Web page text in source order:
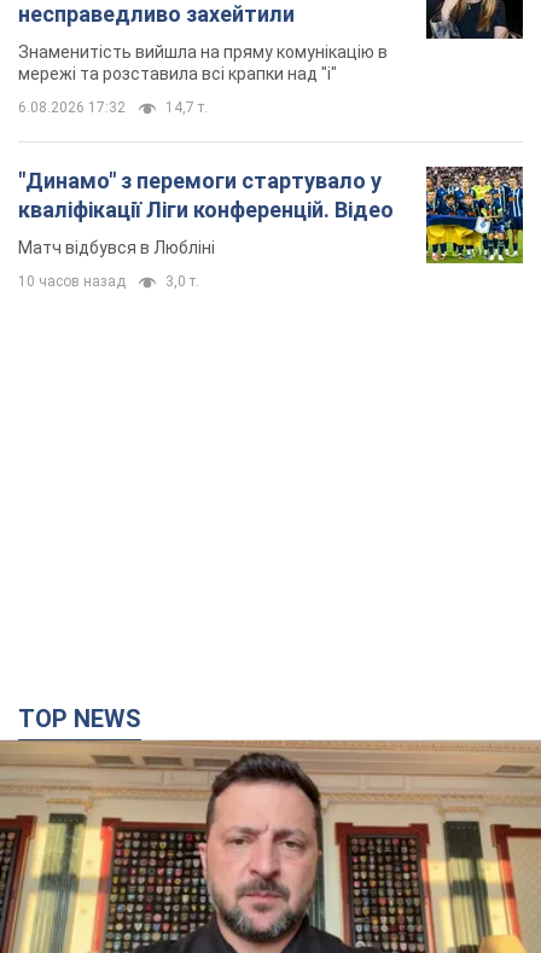
несправедливо захейтили
Знаменитість вийшла на пряму комунікацію в
мережі та розставила всі крапки над "і"
6.08.2026 17:32 14,7 т.
"Динамо" з перемоги стартувало у
кваліфікації Ліги конференцій. Відео
Матч відбувся в Любліні
10 часов назад 3,0 т.
TOP NEWS